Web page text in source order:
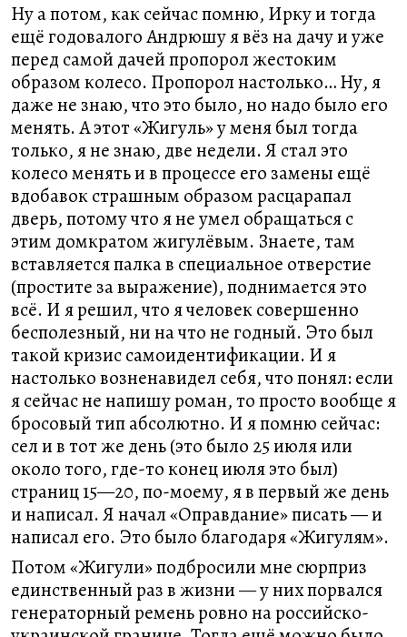
Ну а потом, как сейчас помню, Ирку и тогда
ещё годовалого Андрюшу я вёз на дачу и уже
перед самой дачей пропорол жестоким
образом колесо. Пропорол настолько… Ну, я
даже не знаю, что это было, но надо было его
менять. А этот «Жигуль» у меня был тогда
только, я не знаю, две недели. Я стал это
колесо менять и в процессе его замены ещё
вдобавок страшным образом расцарапал
дверь, потому что я не умел обращаться с
этим домкратом жигулёвым. Знаете, там
вставляется палка в специальное отверстие
(простите за выражение), поднимается это
всё. И я решил, что я человек совершенно
бесполезный, ни на что не годный. Это был
такой кризис самоидентификации. И я
настолько возненавидел себя, что понял: если
я сейчас не напишу роман, то просто вообще я
бросовый тип абсолютно. И я помню сейчас:
сел и в тот же день (это было 25 июля или
около того, где-то конец июля это был)
страниц 15—20, по-моему, я в первый же день
и написал. Я начал «Оправдание» писать — и
написал его. Это было благодаря «Жигулям».
Потом «Жигули» подбросили мне сюрприз
единственный раз в жизни — у них порвался
генераторный ремень ровно на российско-